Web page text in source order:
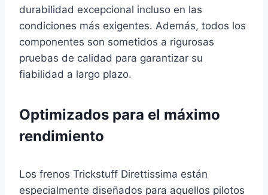
durabilidad excepcional incluso en las
condiciones más exigentes. Además, todos los
componentes son sometidos a rigurosas
pruebas de calidad para garantizar su
fiabilidad a largo plazo.
Optimizados para el máximo
rendimiento
Los frenos Trickstuff Direttissima están
especialmente diseñados para aquellos pilotos